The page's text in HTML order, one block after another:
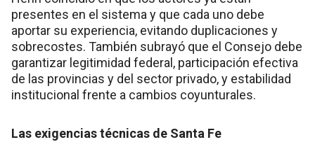
presentes en el sistema y que cada uno debe
aportar su experiencia, evitando duplicaciones y
sobrecostes. También subrayó que el Consejo debe
garantizar legitimidad federal, participación efectiva
de las provincias y del sector privado, y estabilidad
institucional frente a cambios coyunturales.
Las exigencias técnicas de Santa Fe